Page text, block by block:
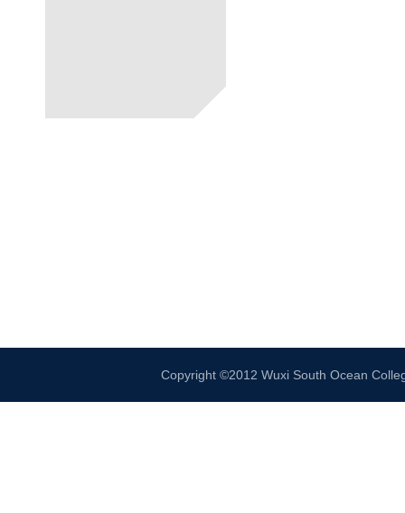
Copyright ©2012 Wuxi South Ocean